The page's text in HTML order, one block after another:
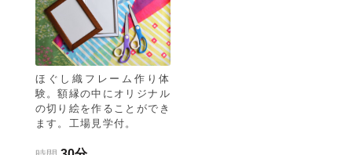
ほぐし織フレーム作り体
験。額縁の中にオリジナル
の切り絵を作ることができ
ます。工場見学付。